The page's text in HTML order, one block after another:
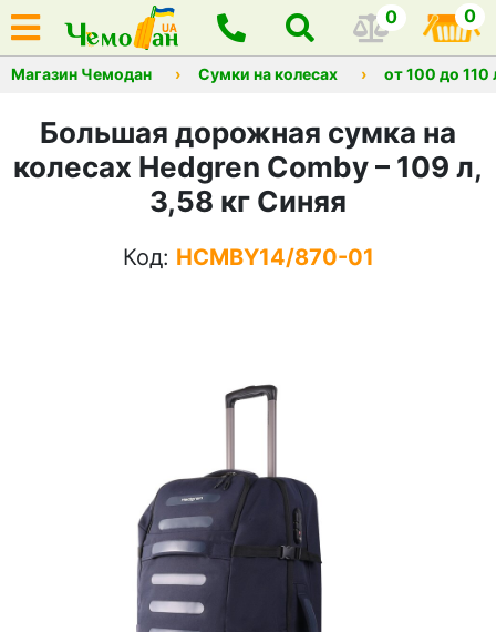
0 0
Магазин Чемодан Сумки на колесах от 100 до 110
Большая дорожная сумка на
колесах Hedgren Comby – 109 л,
3,58 кг Синяя
Код: HCMBY14/870-01